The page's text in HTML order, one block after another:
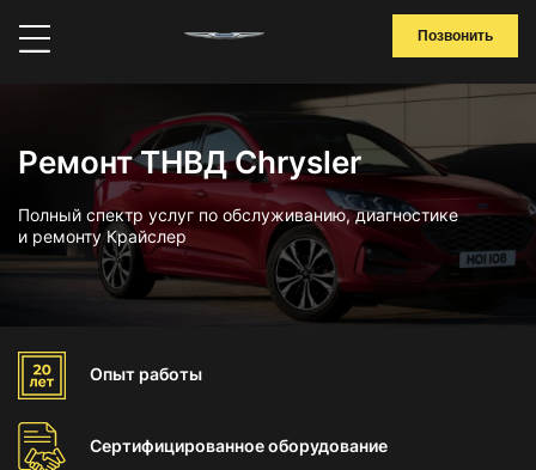
Позвонить
Ремонт ТНВД Chrysler
Полный спектр услуг по обслуживанию, диагностике
и ремонту Крайслер
Опыт работы
Сертифицированноеоборудование